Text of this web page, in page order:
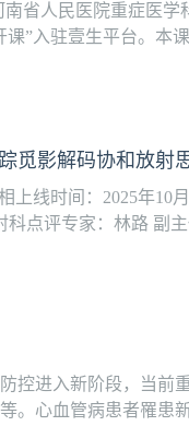
省人民医院重症医学
”入驻壹生平台。本
实用知识点，旨在打
重症医学科讨论专家
师本期预告1、患者初
3、急性心肌炎的表
性心肌炎的鉴别诊断6
上线时间：2025年10
科点评专家：林路 副
控进入新阶段，当前
。心血管病患者罹患